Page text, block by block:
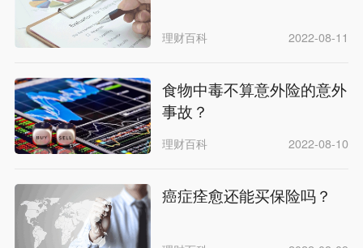
理财百科 2022-08-11
食物中毒不算意外险的意外
事故？
理财百科 2022-08-10
癌症痊愈还能买保险吗？